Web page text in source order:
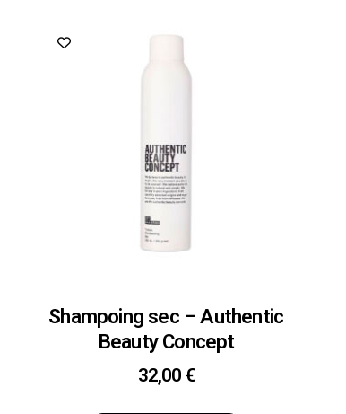
Shampoing sec – Authentic
Beauty Concept
32,00 €